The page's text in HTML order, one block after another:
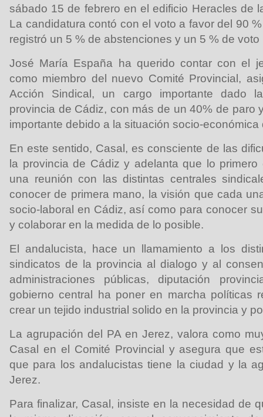
sábado 15 de febrero en el edificio Heracles de
La candidatura contó con el voto a favor del 90
registró un 5 % de abstenciones y un 5 % de
José María España ha querido contar con el
como miembro del nuevo Comité Provincial,
Acción Sindical, un cargo importante dado
provincia de Cádiz, con más de un 40% de paro
importante debido a la situación socio-
En este sentido, Casal, es consciente de las
la provincia de Cádiz y adelanta que lo
una reunión con las distintas centrales
conocer de primera mano, la visión que cada
socio-laboral en Cádiz, así como para conocer
y colaborar en la medida de lo posible.
El andalucista, hace un llamamiento a los
sindicatos de la provincia al dialogo y al
administraciones públicas, diputación
gobierno central ha poner en marcha políticas
crear un tejido industrial solido en la provincia y
La agrupación del PA en Jerez, valora como
Casal en el Comité Provincial y asegura que
que para los andalucistas tiene la ciudad y la
Jerez.
Para finalizar, Casal, insiste en la necesidad de